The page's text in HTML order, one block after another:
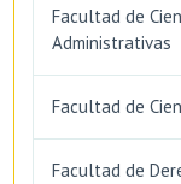
Facultad de
Administrativas
Facultad de
Facultad de